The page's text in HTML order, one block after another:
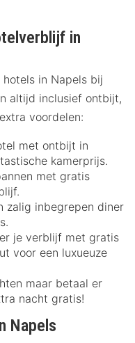
in
in Napels bij
altijd inclusief ontbijt,
voordelen:
met ontbijt in
kamerprijs.
met gratis
zalig inbegrepen diner
je verblijf met gratis
voor een luxueuze
maar betaal er
nacht gratis!
Napels